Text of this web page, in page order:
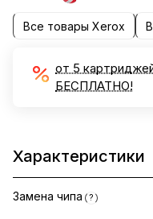
Все товары Xerox
от 5
БЕСПЛАТНО!
Характеристики
Замена чипа ?